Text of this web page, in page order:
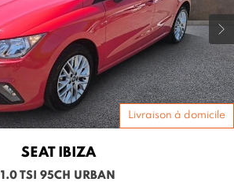
Livraison à domicile
SEAT IBIZA
1.0 TSI 95CH URBAN